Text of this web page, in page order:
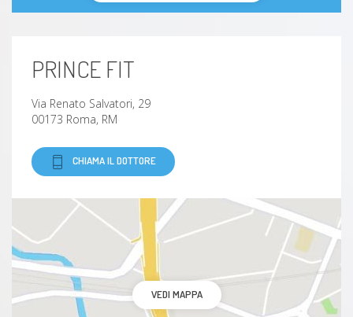
PRINCE FIT
Via Renato Salvatori, 29
00173 Roma, RM
CHIAMA IL DOTTORE
VEDI MAPPA